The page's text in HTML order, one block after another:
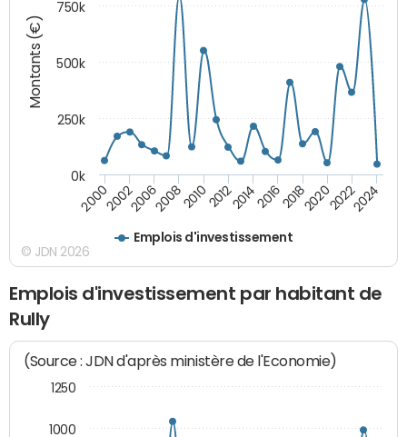
Montants (€)
Emplois d'investissement
200020022006200820102012201420162018202020222024
0k
250k
500k
750k
© JDN 2026
Emplois d'investissement par habitant de
Rully
(Source : JDN d'après ministère de l'Economie)
1000
1250